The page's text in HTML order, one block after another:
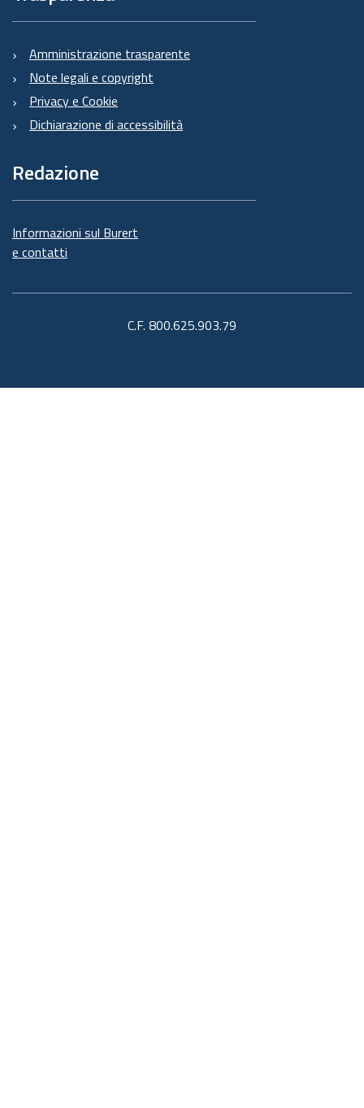
Amministrazione trasparente
Note legali e copyright
Privacy e Cookie
Dichiarazione di accessibilità
Redazione
Informazioni sul Burert
e contatti
C.F. 800.625.903.79